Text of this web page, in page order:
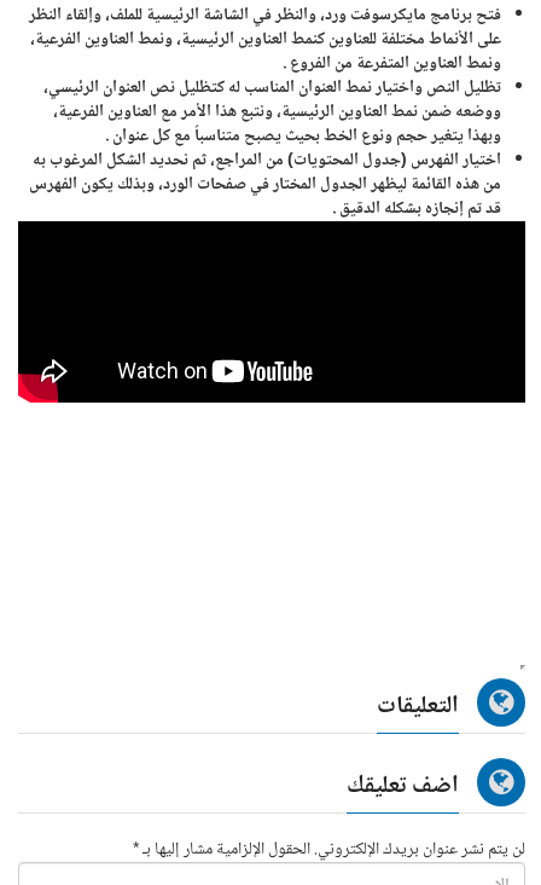
فتح برنامج مايكرسوفت ورد، والنظر في الشاشة الرئيسية للملف، وإلقاء النظر
على الأنماط مختلفة للعناوين كنمط العناوين الرئيسية، ونمط العناوين الفرعية،
ونمط العناوين المتفرعة من الفروع .
تظليل النص واختيار نمط العنوان المناسب له كتظليل نص العنوان الرئيسي،
ووضعه ضمن نمط العناوين الرئيسية، ونتبع هذا الأمر مع العناوين الفرعية،
وبهذا يتغير حجم ونوع الخط بحيث يصبح متناسباً مع كل عنوان .
اختيار الفهرس (جدول المحتويات) من المراجع، ثم نحديد الشكل المرغوب به
من هذه القائمة ليظهر الجدول المختار في صفحات الورد، وبذلك يكون الفهرس
قد تم إنجازه بشكله الدقيق .
التعليقات
اضف تعليقك
لن يتم نشر عنوان بريدك الإلكتروني. الحقول الإلزامية مشار إليها بـ *